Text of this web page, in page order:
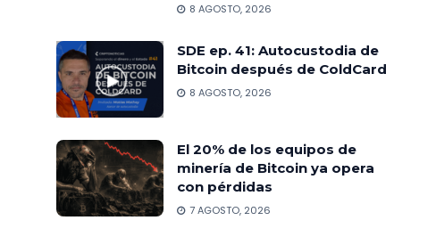
8 AGOSTO, 2026
SDE ep. 41: Autocustodia de
Bitcoin después de ColdCard
8 AGOSTO, 2026
El 20% de los equipos de
minería de Bitcoin ya opera
con pérdidas
7 AGOSTO, 2026